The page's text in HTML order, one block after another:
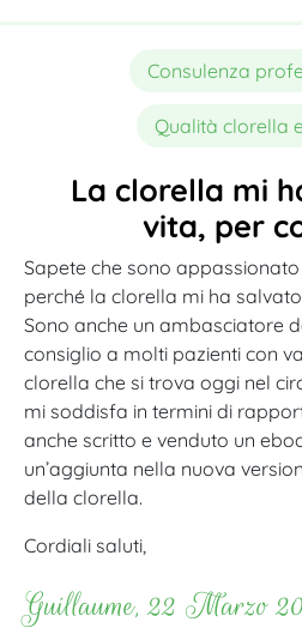
Consulenza
Qualità clorella
La clorella mi
vita, per
Sapete che sono
perché la clorella mi ha
Sono anche un ambasciatore
consiglio a molti pazienti con
clorella che si trova oggi nel
mi soddisfa in termini di
anche scritto e venduto un
un’aggiunta nella nuova
della clorella.
Cordiali saluti,
Guillaume, 22 Marzo